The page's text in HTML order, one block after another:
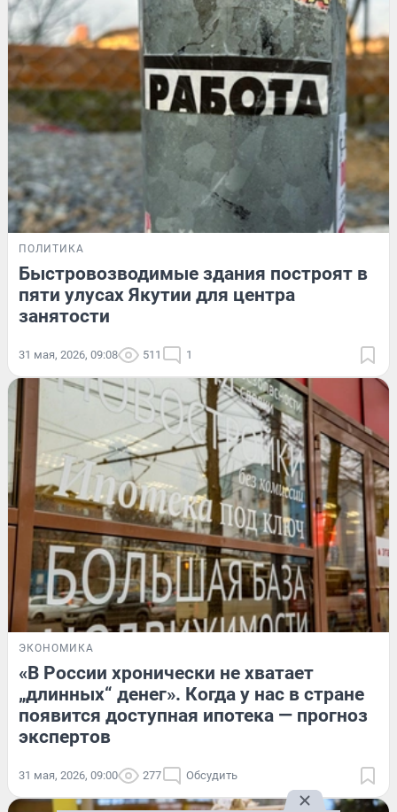
ПОЛИТИКА
Быстровозводимые здания построят в
пяти улусах Якутии для центра
занятости
31 мая, 2026, 09:08 511 1
ЭКОНОМИКА
«В России хронически не хватает
„длинных“ денег». Когда у нас в стране
появится доступная ипотека — прогноз
экспертов
31 мая, 2026, 09:00 277 Обсудить